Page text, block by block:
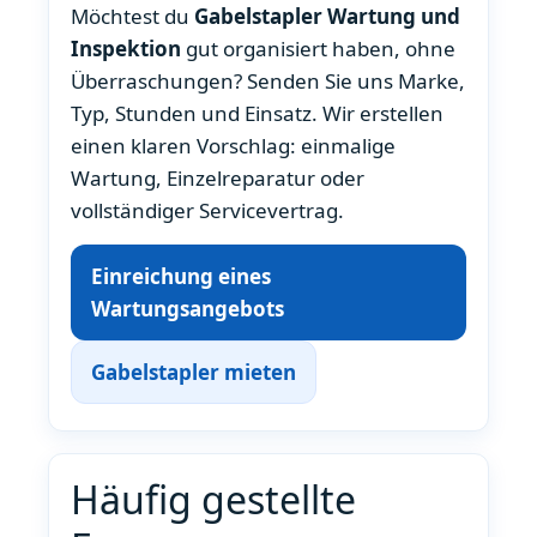
Möchtest du Gabelstapler Wartung und
Inspektion gut organisiert haben, ohne
Überraschungen? Senden Sie uns Marke,
Typ, Stunden und Einsatz. Wir erstellen
einen klaren Vorschlag: einmalige
Wartung, Einzelreparatur oder
vollständiger Servicevertrag.
Einreichung eines
Wartungsangebots
Gabelstapler mieten
Häufig gestellte